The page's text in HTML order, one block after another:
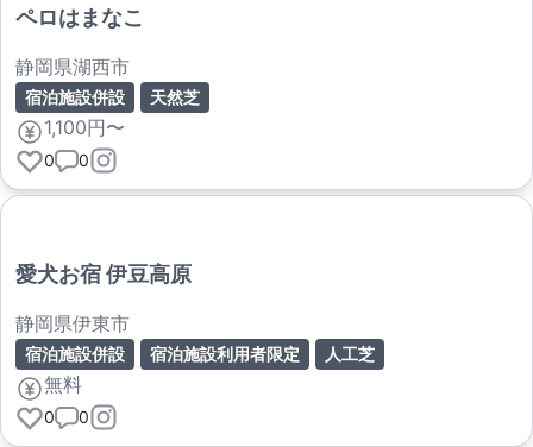
ペロはまなこ
静岡県湖西市
宿泊施設併設 天然芝
1,100円〜
0 0
愛犬お宿 伊豆高原
静岡県伊東市
宿泊施設併設 宿泊施設利用者限定 人工芝
無料
0 0